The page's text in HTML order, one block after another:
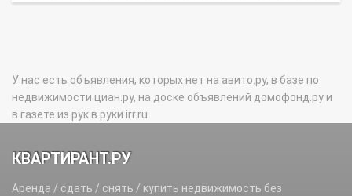
У нас есть объявления, которых нет на авито.ру, в базе по
недвижимости циан.ру, на доске объявлений домофонд.ру и
в газете из рук в руки irr.ru
КВАРТИРАНТ.РУ
Аренда / сдать / снять / купить недвижимость без